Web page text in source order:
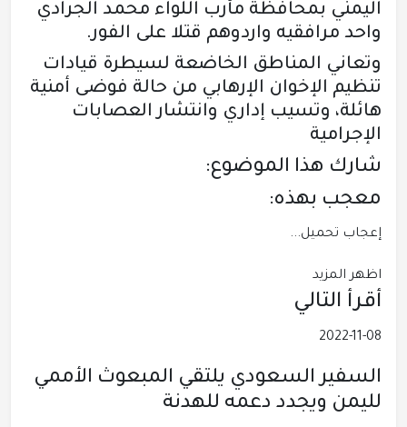
اليمني بمحافظة مأرب اللواء محمد الجرادي
واحد مرافقيه واردوهم قتلا على الفور.
وتعاني المناطق الخاضعة لسيطرة قيادات
تنظيم الإخوان الإرهابي من حالة فوضى أمنية
هائلة، وتسيب إداري وانتشار العصابات
الإجرامية
شارك هذا الموضوع:
معجب بهذه:
إعجاب تحميل...
اظهر المزيد
أقرأ التالي
2022-11-08
السفير السعودي يلتقي المبعوث الأممي
لليمن ويجدد دعمه للهدنة